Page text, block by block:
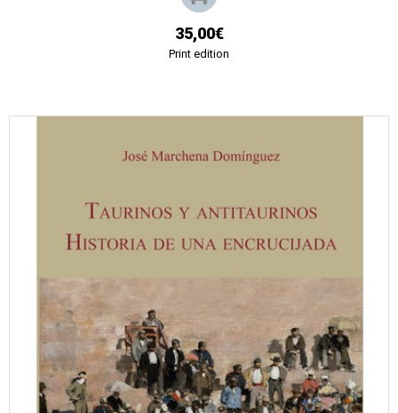
35,00€
Print edition